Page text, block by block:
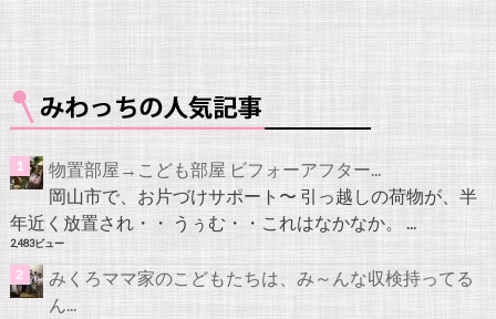
物置部屋→こども部屋 ビフォーアフター...
岡山市で、お片づけサポート〜 引っ越しの荷物が、半
年近く放置され・・ うぅむ・・これはなかなか。 ...
2,483ビュー
みくろママ家のこどもたちは、み～んな収検持ってる
ん...